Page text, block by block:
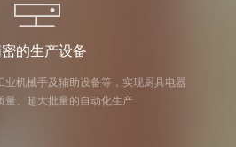
的生产设备
业机械手及辅助设备等，实现厨具电器
量、超大批量的自动化生产